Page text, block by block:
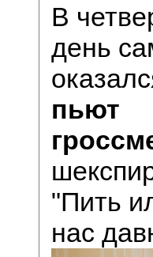
В
день
пьют
"Пить
нас